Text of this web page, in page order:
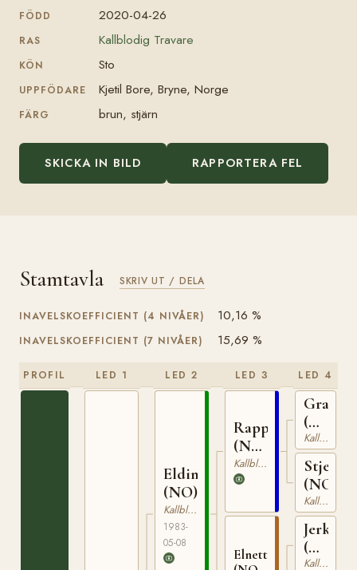
FÖDD 2020-04-26
RAS Kallblodig Travare
KÖN Sto
UPPFÖDARE Kjetil Bore, Bryne, Norge
FÄRG brun, stjärn
SKICKA IN BILD RAPPORTERA FEL
Stamtavla SKRIV UT / DELA
INAVELSKOEFFICIENT (4 NIVÅER) 10,16 %
INAVELSKOEFFICIENT (7 NIVÅER) 15,69 %
PROFIL LED 1 LED 2
Elding
(NO)
Kallblodig Travare
1983-
05-08
LED 3
Rappfot
(NO)
NT
75
Kallblodig Travare
Elnett
LED 4
(NO)
NT
52
Kallblodig Travare
(NO)
Kallblodig Travare
Jerker
(NO)
NT
Kallblodig Travare